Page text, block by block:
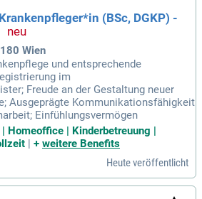
(BSc, DGKP) -
Wien
und entsprechende
im
Freude an der Gestaltung neuer
Ausgeprägte Kommunikationsfähigkeit
Einfühlungsvermögen
Homeoffice | Kinderbetreuung |
| + weitere Benefits
Heute veröffentlicht